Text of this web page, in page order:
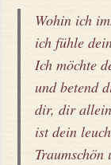
Wohin ich
ich fühle
Ich möchte
und betend
dir, dir
ist dein
Traumschön